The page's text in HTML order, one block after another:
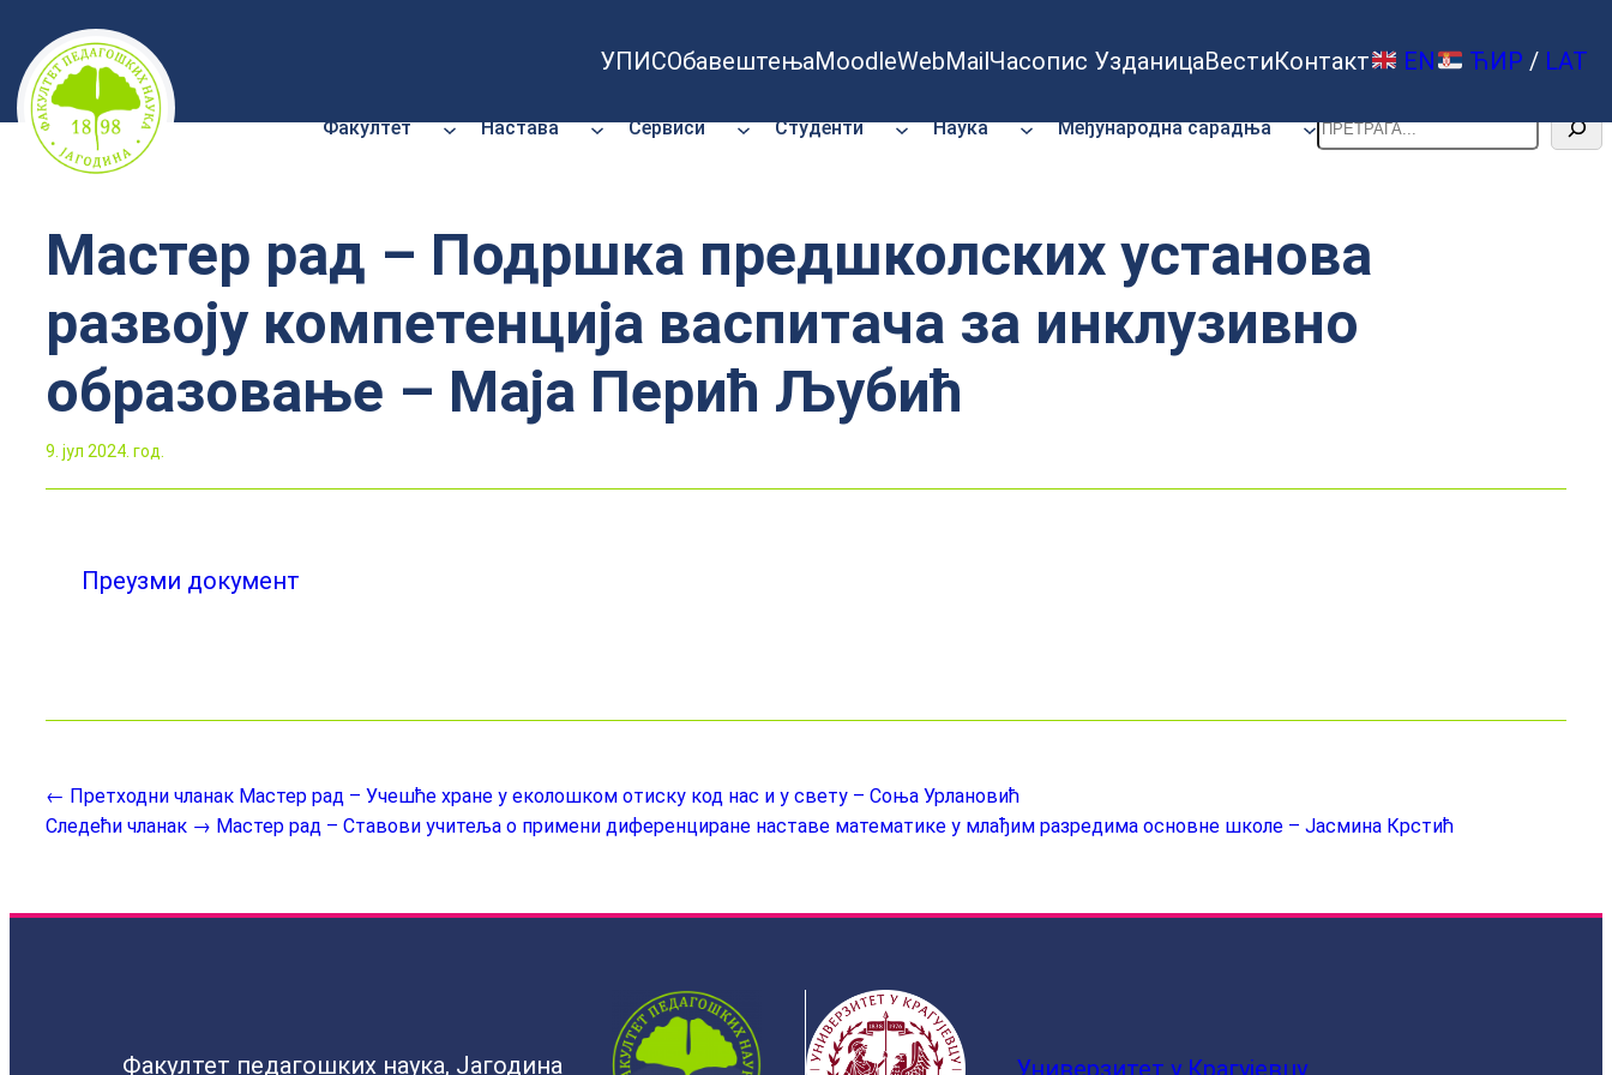
Скочи
на
садржај
УПИСОбавештењаMoodleWebMailЧасопис УзданицаВестиКонтакт EN ЋИР / LAT
Факултет Настава Сервиси Студенти Наука Међународна сарадња Претрага
Мастер рад – Подршка предшколских установа
развоју компетенција васпитача за инклузивно
образовање – Маја Перић Љубић
9. јул 2024. год.
Преузми документ
← Претходни чланак Мастер рад – Учешће хране у еколошком отиску код нас и у свету – Соњa Урлановић
Следећи чланак → Мастер рад – Ставови учитеља о примени диференциране наставе математике у млађим разредима основне школе – Јасмина Крстић
Факултет педагошких наука, Јагодина